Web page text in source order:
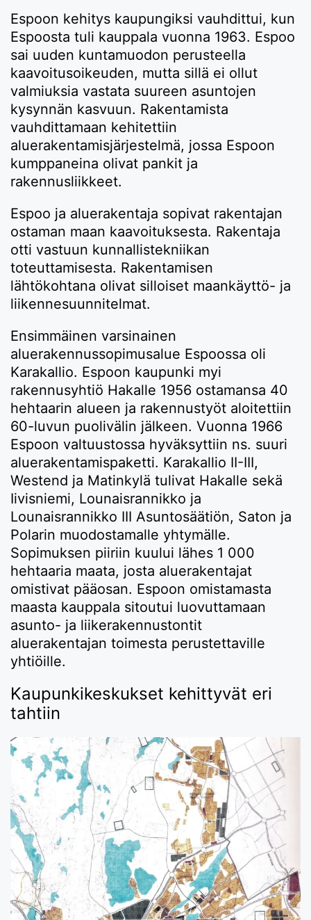
Espoon kehitys kaupungiksi vauhdittui, kun
Espoosta tuli kauppala vuonna 1963. Espoo
sai uuden kuntamuodon perusteella
kaavoitusoikeuden, mutta sillä ei ollut
valmiuksia vastata suureen asuntojen
kysynnän kasvuun. Rakentamista
vauhdittamaan kehitettiin
aluerakentamisjärjestelmä, jossa Espoon
kumppaneina olivat pankit ja
rakennusliikkeet.
Espoo ja aluerakentaja sopivat rakentajan
ostaman maan kaavoituksesta. Rakentaja
otti vastuun kunnallistekniikan
toteuttamisesta. Rakentamisen
lähtökohtana olivat silloiset maankäyttö- ja
liikennesuunnitelmat.
Ensimmäinen varsinainen
aluerakennussopimusalue Espoossa oli
Karakallio. Espoon kaupunki myi
rakennusyhtiö Hakalle 1956 ostamansa 40
hehtaarin alueen ja rakennustyöt aloitettiin
60-luvun puolivälin jälkeen. Vuonna 1966
Espoon valtuustossa hyväksyttiin ns. suuri
aluerakentamispaketti. Karakallio II-III,
Westend ja Matinkylä tulivat Hakalle sekä
Iivisniemi, Lounaisrannikko ja
Lounaisrannikko III Asuntosäätiön, Saton ja
Polarin muodostamalle yhtymälle.
Sopimuksen piiriin kuului lähes 1 000
hehtaaria maata, josta aluerakentajat
omistivat pääosan. Espoon omistamasta
maasta kauppala sitoutui luovuttamaan
asunto- ja liikerakennustontit
aluerakentajan toimesta perustettaville
yhtiöille.
Kaupunkikeskukset kehittyvät eri
tahtiin